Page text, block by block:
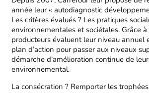
année leur « autodiagnostic
Les critères évalués ? Les pratiques
environnementales et sociétales. Grâce
producteurs évaluent leur niveau annuel
plan d’action pour passer aux niveaux
démarche d’amélioration continue de
environnemental.
La consécration ? Remporter les